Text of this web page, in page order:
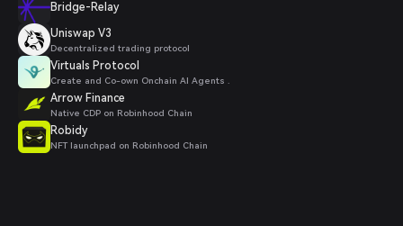
Bridge-Relay
Uniswap V3
Decentralized trading protocol
Virtuals Protocol
Create and Co-own Onchain AI Agents .
Arrow Finance
Native CDP on Robinhood Chain
Robidy
NFT launchpad on Robinhood Chain